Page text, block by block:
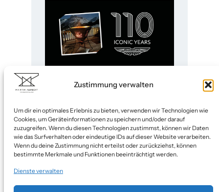
Zustimmung verwalten
Um dir ein optimales Erlebnis zu bieten, verwenden wir Technologien wie
Cookies, um Geräteinformationen zu speichern und/oder darauf
zuzugreifen. Wenn du diesen Technologien zustimmst, können wir Daten
wie das Surfverhalten oder eindeutige IDs auf dieser Website verarbeiten.
Wenn du deine Zustimmung nicht erteilst oder zurückziehst, können
bestimmte Merkmale und Funktionen beeinträchtigt werden.
Dienste verwalten
Martin Albrecht x Aston Martin
Designerschmiede
Blog